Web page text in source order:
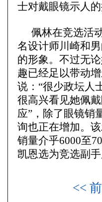
士对戴眼镜示人的
佩林在竞选活
名设计师川崎和
的形象。不过无
趣已经足以带动
说：“很少政坛人
很高兴看见她佩
应”，除了眼镜销
询也正在增加。
销量介乎6000至
凯恩选为竞选副手
<<